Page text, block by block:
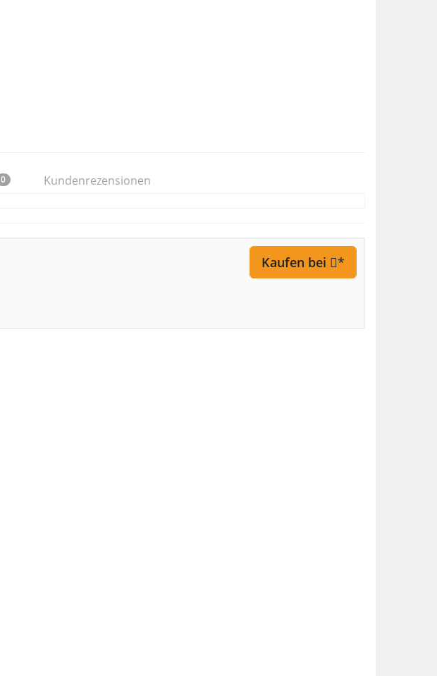
0 Kundenrezensionen
Kaufen bei *